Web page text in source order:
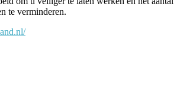
te verminderen.